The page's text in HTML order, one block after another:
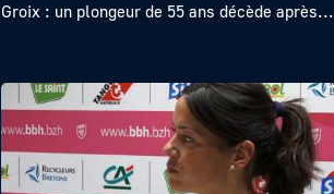
Groix : un plongeur de 55 ans décède après...